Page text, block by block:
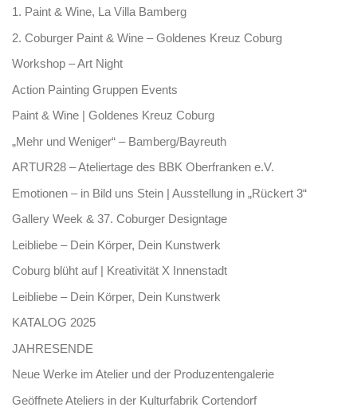
1. Paint & Wine, La Villa Bamberg
2. Coburger Paint & Wine – Goldenes Kreuz Coburg
Workshop – Art Night
Action Painting Gruppen Events
Paint & Wine | Goldenes Kreuz Coburg
„Mehr und Weniger“ – Bamberg/Bayreuth
ARTUR28 – Ateliertage des BBK Oberfranken e.V.
Emotionen – in Bild uns Stein | Ausstellung in „Rückert 3“
Gallery Week & 37. Coburger Designtage
Leibliebe – Dein Körper, Dein Kunstwerk
Coburg blüht auf | Kreativität X Innenstadt
Leibliebe – Dein Körper, Dein Kunstwerk
KATALOG 2025
JAHRESENDE
Neue Werke im Atelier und der Produzentengalerie
Geöffnete Ateliers in der Kulturfabrik Cortendorf